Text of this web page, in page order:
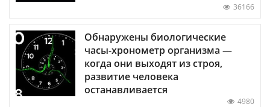
36166
Обнаружены биологические
часы-хронометр организма —
когда они выходят из строя,
развитие человека
останавливается
4980